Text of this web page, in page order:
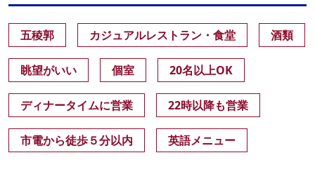
五稜郭 カジュアルレストラン・食堂 酒類
眺望がいい 個室 20名以上OK
ディナータイムに営業 22時以降も営業
市電から徒歩５分以内 英語メニュー